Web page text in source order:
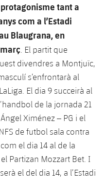
tant a
com a l’Estadi
Blaugrana, en
. El partit que
divendres a Montjuïc,
s’enfrontarà al
El dia 9 succeirà al
de la jornada 21
Ximénez – PG i el
de futbol sala contra
el dia 14 al de la
Partizan Mozzart Bet. I
el del dia 14, a l’Estadi